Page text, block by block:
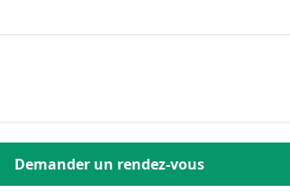
Demander un rendez-vous